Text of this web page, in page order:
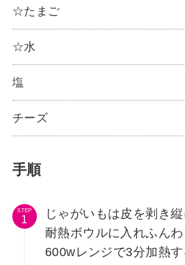
☆たまご
☆水
塩
チーズ
手順
STEP
じゃがいもは皮を剥き
耐熱ボウルに入れふん
600wレンジで3分加熱す